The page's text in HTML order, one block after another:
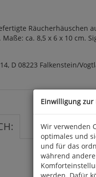
Räucherhäuschen
ca. 8,5 x 6 x 10 cm.
D 08223 Falkenstein/
Einwilligung
Wir verwenden
optimales und
und für das
während
werden. Dafür